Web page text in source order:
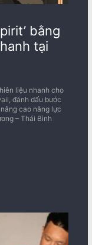
bằng
tại
liệu nhanh cho
đánh dấu bước
cao năng lực
– Thái Bình